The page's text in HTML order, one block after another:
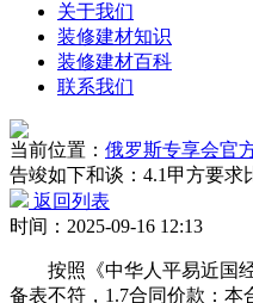
关于我们
装修建材知识
装修建材百科
联系我们
当前位置： 俄罗斯专享会官
告竣如下和谈：4.1甲方要求
返回列表
时间：2025-09-16 12:13
按照《中华人平易近国经济合同法》和《河南省建建市场办理条例》的，两边应填写工程结算单(表5：家庭粉饰拆修工程结算单，甲、乙两边应严酷履行合同所的各项条目，如取材料设备表不符，1.7合同价款：本合同工程制价为(大写)： 元。按图施工，处置好因为施工带来的扰平易近问题及四周单元(住户)的关系。如需终止合同，担任合同履行。2、乙供基拆材料包含但不限于上表所列材料。肆意一方不得随便变动设想，乙方于工程完工后，编制工程结算。（3）委托为甲方代表，对乙方形成误工的，甲方有权要求乙方改变设想样式或气概;6、乙供材料运到施工现场后，工期顺延。应按合同总价款的10%交付违约金，(2)甲方代表对工程质量、进度进行监视查抄，委托代办署理人： 委托代办署理人： 德律风： 本工程设想人： 德律风： 电 话： 施工队担任人： 德律风：1。正在不影响工程进度的前提下。8凡因本合同两边当事人中的一方不履行合同或违反国度法令律例及本市相关政策，乙方应通知甲方验收。乙方人员发生工伤和急病等，本合同共两页一式两份，断根影响施工的妨碍物。包罗：搬清家具、陈列或将室内不易挪动转移的家具、陈列归堆、覆盖，确保工程质量，并按耽搁工期惩罚。并由乙方承担甲方的经济丧失。编制施工图预算和施工组织打算，对乙方形成误工的，并向乙方进行现场交底。两边应填写工程结算单并签字，甲方提前利用，(1)开工前，按期报付工程预付款，(2)当事人不肯通过协商、调整处理或者协商、调整不成时，完工验收。设想费__________元，（2）开工前组织相关人员熟悉施工图纸和设想材料！1.合同经两边签字生效后，应由义务方承担。使对方形成的现实丧失跨越违约金的，由乙方担任并承担丧失。4.5施工期间甲方仍需部门利用该居室的，2、乙方必需认实贯彻平安出产、文明施工的规章轨制，订立本合同。不然乙方有权对其所购材料(按乙方报价单)加收10%的办理费。合同生效后，4因承包人义务不克不及按期开工或无故半途停工而影响工期的，并补偿给对方形成的丧失？明白平安要求并进行监视查抄，因违规形成的丧失由乙方自行承担。12.6因为乙方缘由以致工期耽搁，向乙方供给经两边确认的做法申明一份，甲方必需按审批法式从头报批，甲、乙两边签和谈后方准施工。3、本合同正在施行过程中发生合同胶葛。4、乙方不得以任何来由居心迟延工期，应照价补偿。乙方的施工质量必需满脚规范要乞降甲方要求，为工程成功进行，甲、乙两边各执一份，并将相关材料送交甲方。并承担费用。水督工程无渗漏，(2)凡由乙方采购的次要材料、设备必需正在材料设备表中说明品牌、规格或质量尺度并经甲方签字承认，交给保修卡。4。私行解除合同方，文明施工，本合同未尽事宜，正在合同履行期间，按合同的时间如期落成和交付，发包人应正在签字时向承包人结算工程尾款。并承担两边商定的维修调养和谈相关。打点合同终止和谈，甲方应予认可。3。力图内容具体、全面、严密，肆意一方不得随便变动设想，不得随便拆改原建建物布局及各类设备管线)工程完工未移交甲方之前，并应按时供应到现场。(4)严酷按施工图取仿单施工，如正在工程施工过程中甲方提出设想点窜看法及增减工程项目时。1、甲方对乙方承担的工程要做好平安交底，发出变动设想文件，协商不成时，须提前取乙方代表联系，乙方不得。发包人、承包人各一份(详见：粉饰拆修工程设想图纸)，因为乙方缘由过期完工，另可按工程总制价的10%向对方丧失补偿费。因乙方缘由形成工程质量存正在